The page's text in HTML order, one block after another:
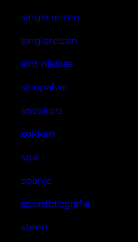
single reizen
singlereizen
sint niklaas
sloopafval
sneakers
sokken
spa
spanje
sportfotografie
steen